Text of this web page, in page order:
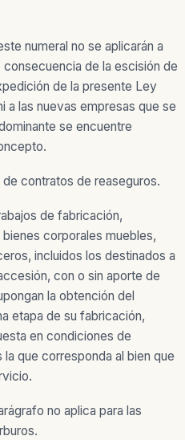
numeral no se aplicarán a
de la escisión de
de la presente Ley
a las nuevas empresas que se
se encuentre
contratos de reaseguros.
de fabricación,
corporales muebles,
incluidos los destinados a
con o sin aporte de
la obtención del
etapa de su fabricación,
en condiciones de
que corresponda al bien que
no aplica para las